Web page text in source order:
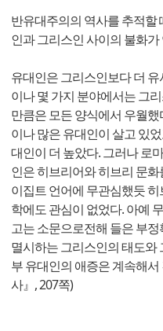
반유대주의의 역사를 추적할
인과 그리스인 사이의 불화가
유대인은 그리스인보다 더
이나 몇 가지 분야에서는 그
만큼은 모든 양식에서 우월
이나 많은 유대인이 살고 있
대인이 더 높았다. 그러나 로
인은 히브리어와 히브리 문
이집트 언어에 무관심했듯
학에도 관심이 없었다. 아예
고는 소문으로전해 들은 부
멸시하는 그리스인의 태도와
부 유대인의 애증은 계속해
사』, 207쪽)